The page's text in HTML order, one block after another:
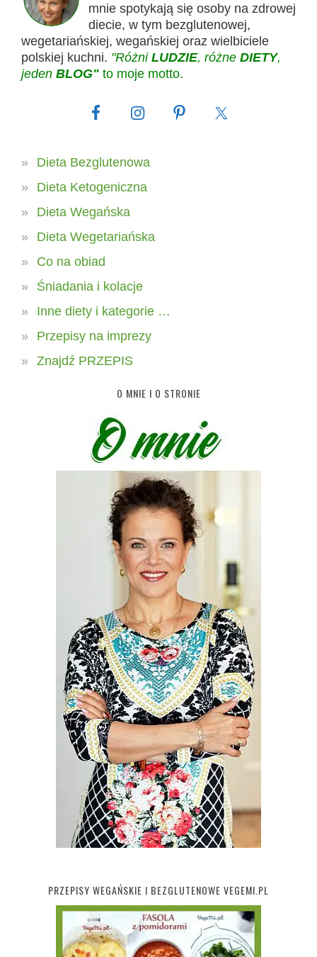
mnie spotykają się osoby na zdrowej
diecie, w tym bezglutenowej,
wegetariańskiej, wegańskiej oraz wielbiciele
polskiej kuchni. "Różni LUDZIE, różne DIETY,
jeden BLOG" to moje motto.
Dieta Bezglutenowa
Dieta Ketogeniczna
Dieta Wegańska
Dieta Wegetariańska
Co na obiad
Śniadania i kolacje
Inne diety i kategorie …
Przepisy na imprezy
Znajdź PRZEPIS
O MNIE I O STRONIE
PRZEPISY WEGAŃSKIE I BEZGLUTENOWE VEGEMI.PL